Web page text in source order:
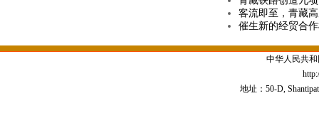
客流即至，青藏
催生新的经贸合
中华人民共
地址：50-D,